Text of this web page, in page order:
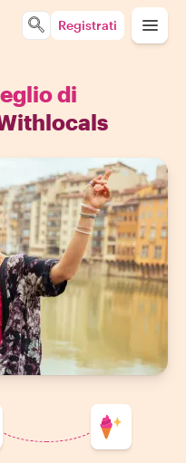
Registrati
di